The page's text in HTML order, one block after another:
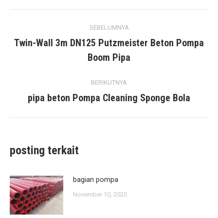
navigasi
SEBELUMNYA
posting
sebelumnya:
Twin-Wall 3m DN125 Putzmeister Beton Pompa
Boom Pipa
BERIKUTNYA
posting
pipa beton Pompa Cleaning Sponge Bola
posting terkait
bagian pompa
November 10, 2020